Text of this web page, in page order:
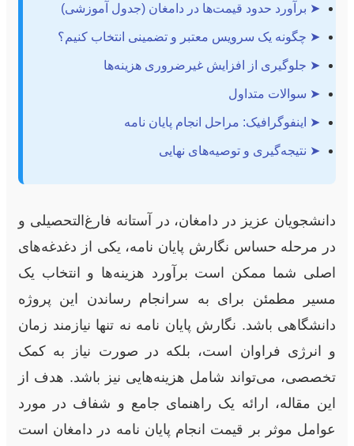
➤ برآورد حدود قیمت‌ها در دامغان (جدول آموزشی)
➤ چگونه یک سرویس معتبر و تضمینی انتخاب کنیم؟
➤ جلوگیری از افزایش غیرضروری هزینه‌ها
➤ سوالات متداول
➤ اینفوگرافیک: مراحل انجام پایان نامه
➤ نتیجه‌گیری و توصیه‌های نهایی
دانشجویان عزیز در دامغان، در آستانه فارغ‌التحصیلی و
در مرحله حساس نگارش پایان نامه، یکی از دغدغه‌های
اصلی شما ممکن است برآورد هزینه‌ها و انتخاب یک
مسیر مطمئن برای به سرانجام رساندن این پروژه
دانشگاهی باشد. نگارش پایان نامه نه تنها نیازمند زمان
و انرژی فراوان است، بلکه در صورت نیاز به کمک
تخصصی، می‌تواند شامل هزینه‌هایی نیز باشد. هدف از
این مقاله، ارائه یک راهنمای جامع و شفاف در مورد
عوامل موثر بر قیمت انجام پایان نامه در دامغان است